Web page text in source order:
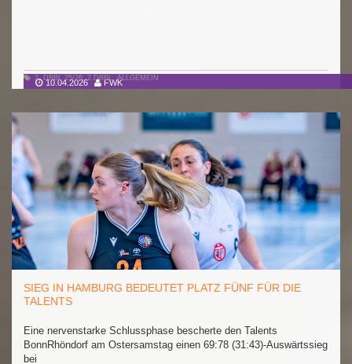
10.04.2026 FWK
2. DBBL 25/26,2.DBBL,ALLGEMEIN
SIEG IN HAMBURG BEDEUTET PLATZ FÜNF FÜR DIE
TALENTS
Eine nervenstarke Schlussphase bescherte den Talents
BonnRhöndorf am Ostersamstag einen 69:78 (31:43)-Auswärtssieg
bei